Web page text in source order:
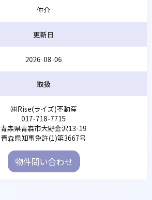
仲介
更新日
2026-08-06
取扱
㈱Rise(ライズ)不動産
017-718-7715
青森県青森市大野金沢13-19
青森県知事免許(1)第3667号
物件問い合わせ